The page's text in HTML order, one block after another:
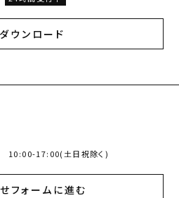
ウンロード
10:00-17:00(土日祝除く)
フォームに進む